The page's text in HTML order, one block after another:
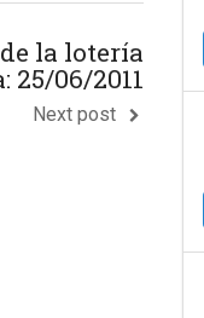
la lotería
25/06/2011
Next post